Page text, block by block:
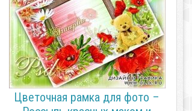
Цветочная рамка для фото –